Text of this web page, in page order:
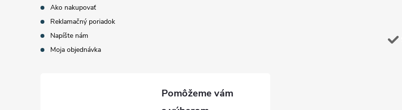
Ako nakupovať
Reklamačný poriadok
Napíšte nám
Moja objednávka